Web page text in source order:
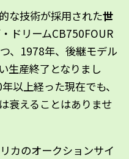
な技術が採用された世
ドリームCB750FOUR
、1978年、後継モデル
生産終了となりまし
以上経った現在でも、
衰えることはありませ
カのオークションサイ